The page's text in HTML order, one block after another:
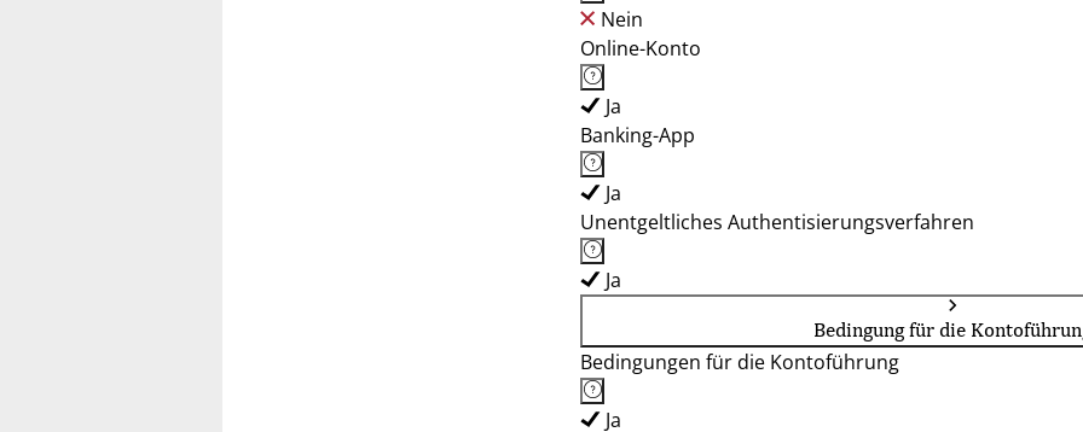
Nein
Online-Konto
Ja
Banking-App
Ja
Unentgeltliches Authentisierungsverfahren
Ja
Bedingung für die
Bedingungen für die Kontoführung
Ja